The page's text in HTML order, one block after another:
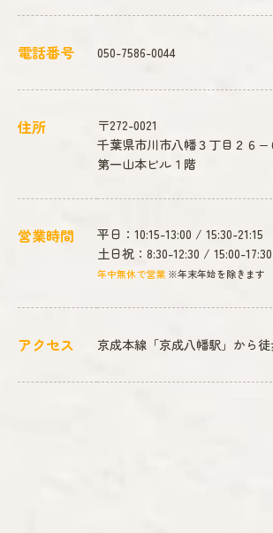
電話番号 050-7586-0044
住所
〒272-0021
千葉県市川市八幡３丁目２６−
第一山本ビル１階
営業時間
平日：10:15-13:00 / 15:30-21:15
土日祝：8:30-12:30 / 15:00-17:30
年中無休で営業 ※年末年始を除きます
アクセス 京成本線「京成八幡駅」から徒